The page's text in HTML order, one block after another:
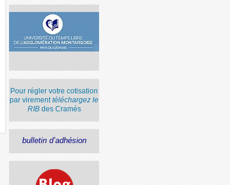
Pour régler votre cotisation
par virementtéléchargez le
RIBdes Cramés
bulletin d’adhésion